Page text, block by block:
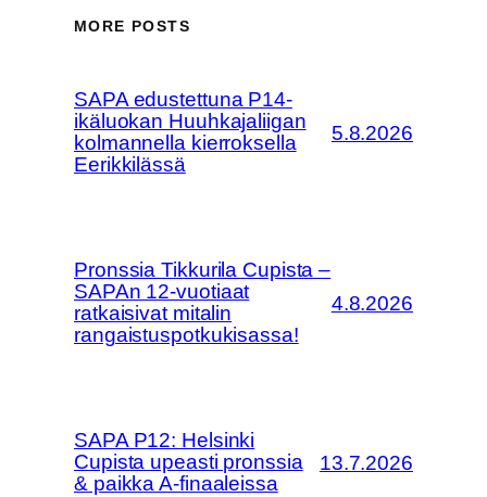
MORE POSTS
SAPA edustettuna P14-
ikäluokan Huuhkajaliigan
kolmannella kierroksella
Eerikkilässä
5.8.2026
Pronssia Tikkurila Cupista –
SAPAn 12-vuotiaat
ratkaisivat mitalin
rangaistuspotkukisassa!
4.8.2026
SAPA P12: Helsinki
Cupista upeasti pronssia
& paikka A-finaaleissa
13.7.2026